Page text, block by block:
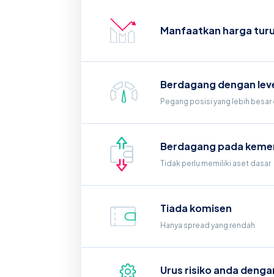
Manfaatkan harga
Berdagang dengan
Pegang posisi yang lebih
Berdagang pada
Tidak perlu memiliki aset dasar
Tiada komisen
Hanya spread yang rendah
Urus risiko anda